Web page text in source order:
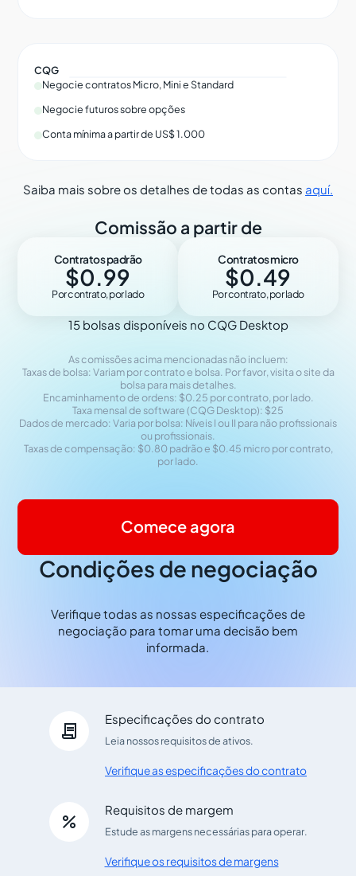
CQG
Negocie contratos Micro, Mini e Standard
Negocie futuros sobre opções
Conta mínima a partir de US$ 1.000
Saiba mais sobre os detalhes de todas as contas aquí.
Comissão a partir de
Contratos padrão
$0.99
Por contrato, por lado
Contratos micro
$0.49
Por contrato, por lado
15 bolsas disponíveis no CQG Desktop
As comissões acima mencionadas não incluem:
Taxas de bolsa: Variam por contrato e bolsa. Por favor, visita o site da
bolsa para mais detalhes.
Encaminhamento de ordens: $0.25 por contrato, por lado.
Taxa mensal de software (CQG Desktop): $25
Dados de mercado: Varia por bolsa: Níveis I ou II para não profissionais
ou profissionais.
Taxas de compensação: $0.80 padrão e $0.45 micro por contrato,
por lado.
Comece agora
Condições de negociação
Verifique todas as nossas especificações de
negociação para tomar uma decisão bem
informada.

Especificações do contrato
Leia nossos requisitos de ativos.
Verifique as especificações do contrato

Requisitos de margem
Estude as margens necessárias para operar.
Verifique os requisitos de margens